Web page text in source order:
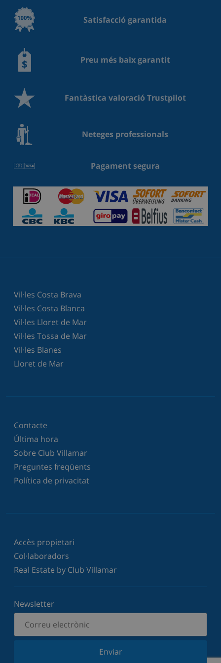
Satisfacció garantida
Preu més baix garantit
Fantàstica valoració Trustpilot
Neteges professionals
Pagament segura
Vil·les Costa Brava
Vil·les Costa Blanca
Vil·les Lloret de Mar
Vil·les Tossa de Mar
Vil·les Blanes
Lloret de Mar
Contacte
Última hora
Sobre Club Villamar
Preguntes freqüents
Política de privacitat
Accès propietari
Col·laboradors
Real Estate by Club Villamar
Newsletter
Enviar